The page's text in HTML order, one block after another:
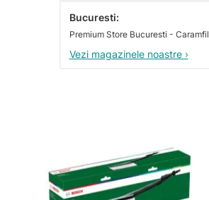
Bucuresti:
Premium Store Bucuresti - Caramfil
Vezi magazinele noastre ›